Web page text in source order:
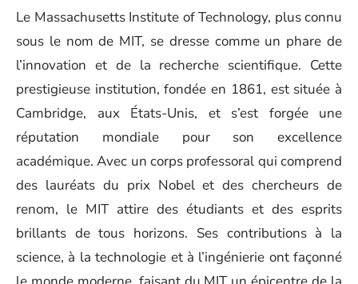
Le Massachusetts Institute of Technology, plus connu
sous le nom de MIT, se dresse comme un phare de
l’innovation et de la recherche scientifique. Cette
prestigieuse institution, fondée en 1861, est située à
Cambridge, aux États-Unis, et s’est forgée une
réputation mondiale pour son excellence
académique. Avec un corps professoral qui comprend
des lauréats du prix Nobel et des chercheurs de
renom, le MIT attire des étudiants et des esprits
brillants de tous horizons. Ses contributions à la
science, à la technologie et à l’ingénierie ont façonné